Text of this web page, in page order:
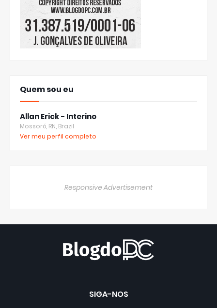
Quem sou eu
Allan Erick - Interino
Mossoró, RN, Brazil
Ver meu perfil completo
Responsive Advertisement
SIGA-NOS